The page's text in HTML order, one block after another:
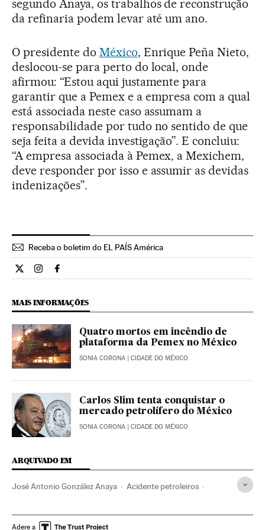
segundo Anaya, os trabalhos de reconstrução
da refinaria podem levar até um ano.
O presidente do México, Enrique Peña Nieto,
deslocou-se para perto do local, onde
afirmou: “Estou aqui justamente para
garantir que a Pemex e a empresa com a qual
está associada neste caso assumam a
responsabilidade por tudo no sentido de que
seja feita a devida investigação”. E concluiu:
“A empresa associada à Pemex, a Mexichem,
deve responder por isso e assumir as devidas
indenizações”.
Receba o boletim do EL PAÍS América
Internacional El País Brasil en Twitter
Internacional El País Brasil en Instagram
Internacional El País Brasil en Facebook
MAIS INFORMAÇÕES
Quatro mortos em incêndio de
plataforma da Pemex no México
SONIA CORONA | CIDADE DO MÉXICO
Carlos Slim tenta conquistar o
mercado petrolífero do México
SONIA CORONA | CIDADE DO MÉXICO
ARQUIVADO EM
José Antonio González Anaya Acidente petroleiros
Acidentes marítimos Petroleiras
Adere a